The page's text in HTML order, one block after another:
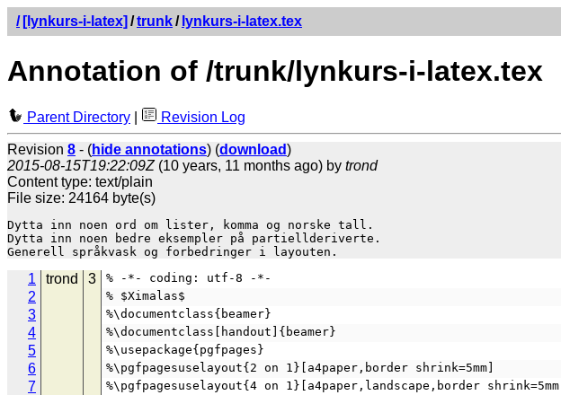
/ [lynkurs-i-latex] /trunk/ lynkurs-i-latex.tex
Annotation of /trunk/lynkurs-i-latex.tex
Parent Directory Revision Log
Revision 8 - (hide annotations) (download)
2015-08-15T19:22:09Z(10 years, 11 months ago) by trond
Content type: text/plain
File size: 24164 byte(s)
Dytta inn noen ord om lister, komma og norske tall.
Dytta inn noen bedre eksempler på partiellderiverte.
1 trond 3 % -*- coding: utf-8 -*-
2 % $Ximalas$
3 %\documentclass{beamer}
4 %\documentclass[handout]{beamer}
5 %\usepackage{pgfpages}
6 %\pgfpagesuselayout{2 on 1}[a4paper,border shrink=5mm]
7 %\pgfpagesuselayout{4 on 1}[a4paper,landscape,border shrink=5mm]